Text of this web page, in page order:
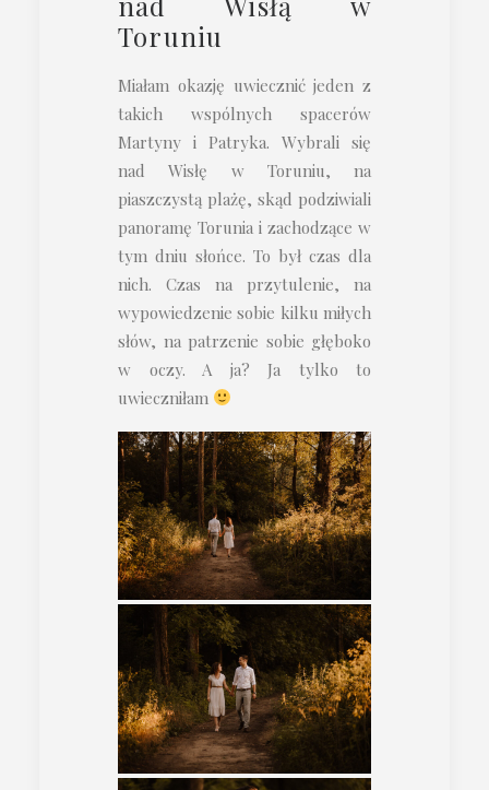
Toruniu
Miałam okazję uwiecznić jeden z
takich wspólnych spacerów
Martyny i Patryka. Wybrali się
nad Wisłę w Toruniu, na
piaszczystą plażę, skąd podziwiali
panoramę Torunia i zachodzące w
tym dniu słońce. To był czas dla
nich. Czas na przytulenie, na
wypowiedzenie sobie kilku miłych
słów, na patrzenie sobie głęboko
w oczy. A ja? Ja tylko to
uwieczniłam